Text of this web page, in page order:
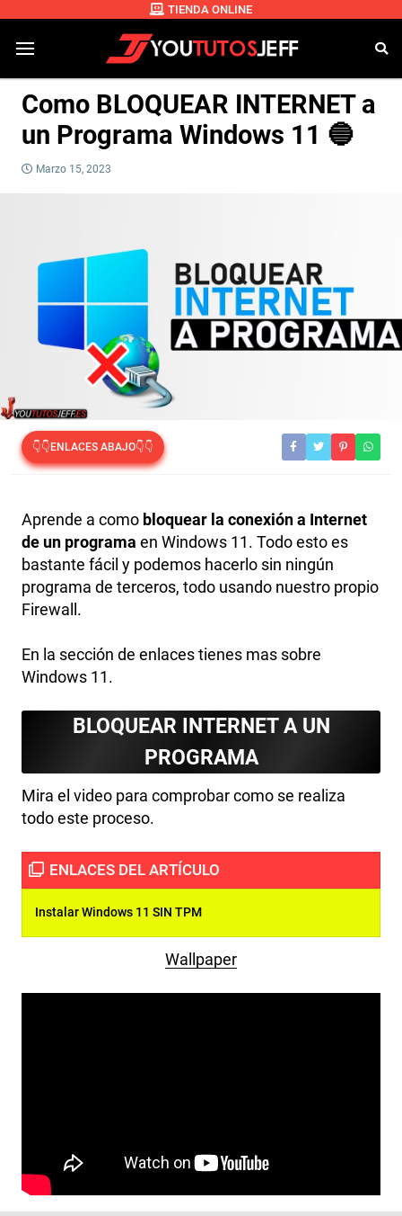
TIENDA ONLINE
Como BLOQUEAR INTERNET a
un Programa Windows 11 🔵
Marzo 15, 2023
👇👇ENLACES ABAJO👇👇
Aprende a como bloquear la conexión a Internet
de un programa en Windows 11. Todo esto es
bastante fácil y podemos hacerlo sin ningún
programa de terceros, todo usando nuestro propio
Firewall.
En la sección de enlaces tienes mas sobre
Windows 11.
BLOQUEAR INTERNET A UN
PROGRAMA
Mira el video para comprobar como se realiza
todo este proceso.
Instalar Windows 11 SIN TPM
Wallpaper